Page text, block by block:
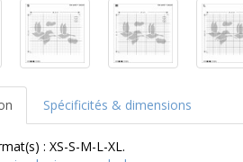
Spécificités & dimensions
: XS-S-M-L-XL.